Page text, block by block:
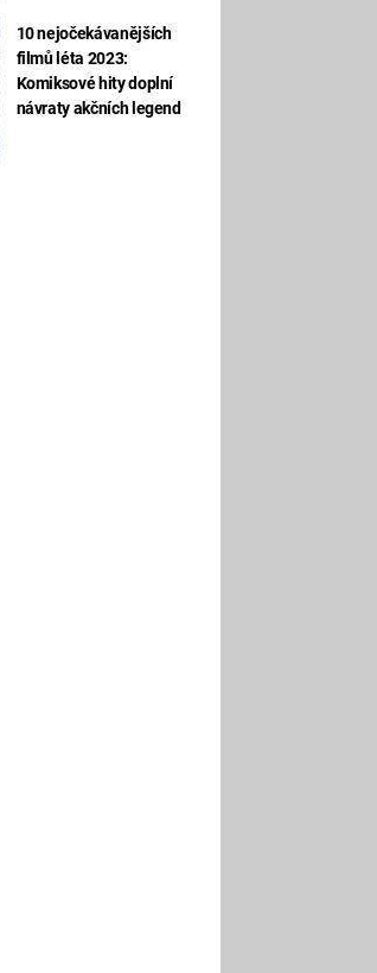
10 nejočekávanějších
filmů léta 2023:
Komiksové hity doplní
návraty akčních legend